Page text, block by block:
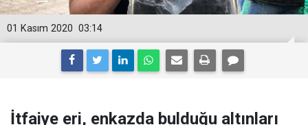
03:14
01 Kasım 2020
İtfaiye eri, enkazda bulduğu altınları